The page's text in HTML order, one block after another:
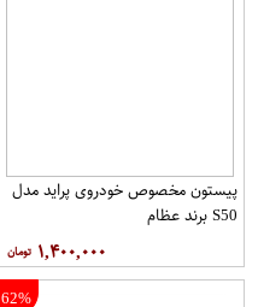
پیستون مخصوص خودروی پراید مدل
S50 برند عظام
۱,۴۰۰,۰۰۰
62%